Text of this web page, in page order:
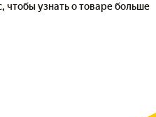
чтобы узнать о товаре больше